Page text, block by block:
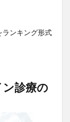
ンキング形式
診療の